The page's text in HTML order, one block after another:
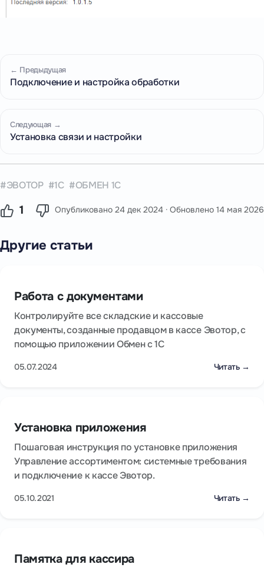
← Предыдущая
Подключение и настройка обработки
Следующая →
Установка связи и настройки
ЭВОТОР 1С ОБМЕН 1С
1 Опубликовано 24 дек 2024 · Обновлено 14 мая 2026
Другие статьи
Работа с документами
Контролируйте все складские и кассовые
документы, созданные продавцом в кассе Эвотор, с
помощью приложении Обмен с 1С
05.07.2024 Читать →
Установка приложения
Пошаговая инструкция по установке приложения
Управление ассортиментом: системные требования
и подключение к кассе Эвотор.
05.10.2021 Читать →
Памятка для кассира